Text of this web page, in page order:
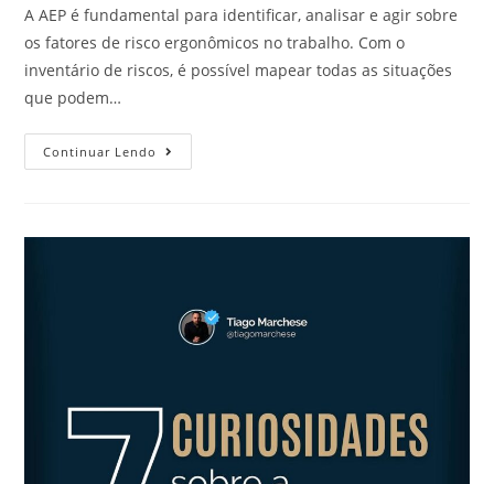
A AEP é fundamental para identificar, analisar e agir sobre
os fatores de risco ergonômicos no trabalho. Com o
inventário de riscos, é possível mapear todas as situações
que podem…
Continuar Lendo